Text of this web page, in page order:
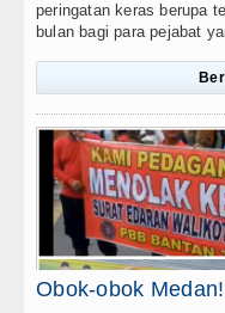
peringatan keras berupa
bulan bagi para pejabat
Obok-obok Medan!